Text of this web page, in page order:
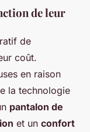
de leur
de
coût.
en raison
la technologie
pantalon de
et un confort